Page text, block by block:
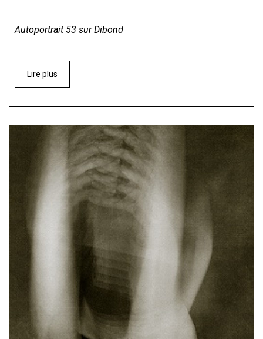
Autoportrait 53 sur Dibond
Lire plus